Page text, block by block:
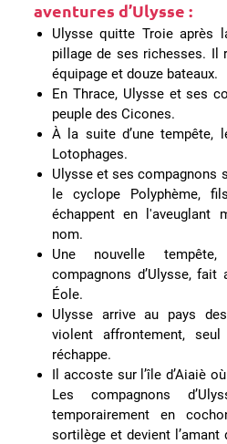
aventures d’Ulysse :
Ulysse quitte Troie
pillage de ses richesses. Il
équipage et douze bateaux.
En Thrace, Ulysse et ses
peuple des Cicones.
À la suite d’une tempête,
Lotophages.
Ulysse et ses compagnons
le cyclope Polyphème,
échappent en l'aveuglant
nom.
Une nouvelle
compagnons d’Ulysse,
Éole.
Ulysse arrive au pays
violent affrontement,
réchappe.
Il accoste sur l’île d’Aiaiè
Les compagnons
temporairement en
sortilège et devient l’amant